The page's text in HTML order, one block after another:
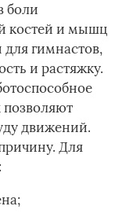
боли
костей и мышц
гимнастов,
и растяжку.
позволяют
движений.
Для